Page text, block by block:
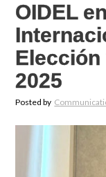
OIDEL
2025
Posted by